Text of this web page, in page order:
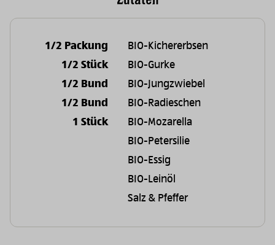
1/2 Packung
BIO-Kichererbsen
1/2 Stück
BIO-Gurke
1/2 Bund
BIO-Jungzwiebel
1/2 Bund
BIO-Radieschen
1 Stück
BIO-Mozarella
BIO-Petersilie
BIO-Essig
BIO-Leinöl
Salz & Pfeffer